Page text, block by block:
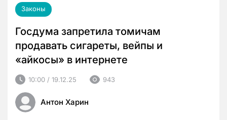
Законы
Госдума запретила томичам
продавать сигареты, вейпы и
«айкосы» в интернете
10:00 / 19.12.25 943
Антон Харин